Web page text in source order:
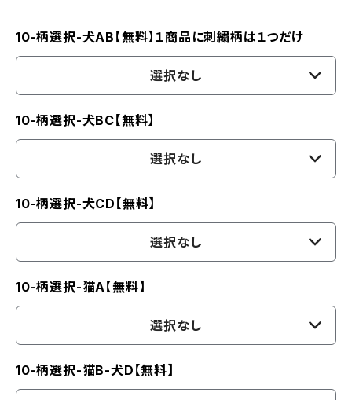
10-柄選択-犬AB【無料】１商品に刺繍柄は１つだけ
選択なし
10-柄選択-犬BC【無料】
選択なし
10-柄選択-犬CD【無料】
選択なし
10-柄選択-猫A【無料】
選択なし
10-柄選択-猫B-犬D【無料】